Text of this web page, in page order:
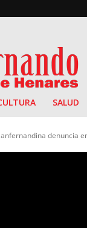
SALUD
denuncia